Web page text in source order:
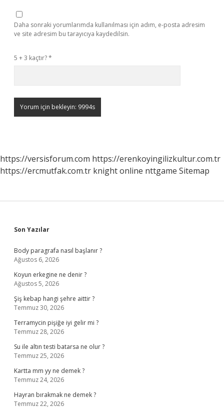
Daha sonraki yorumlarımda kullanılması için adım, e-posta adresim
ve site adresim bu tarayıcıya kaydedilsin.
5 + 3 kaçtır?*
https://versisforum.com https://erenkoyingilizkultur.com.tr
https://ercmutfak.com.tr knight online nttgame Sitemap
Sidebar
Son Yazılar
Body paragrafa nasıl başlanır ?
Ağustos 6, 2026
Koyun erkegine ne denir ?
Ağustos 5, 2026
Şiş kebap hangi şehre aittir ?
Temmuz 30, 2026
Terramycin pişiğe iyi gelir mi ?
Temmuz 28, 2026
Su ile altın testi batarsa ne olur ?
Temmuz 25, 2026
Kartta mm yy ne demek ?
Temmuz 24, 2026
Hayran bırakmak ne demek ?
Temmuz 22, 2026